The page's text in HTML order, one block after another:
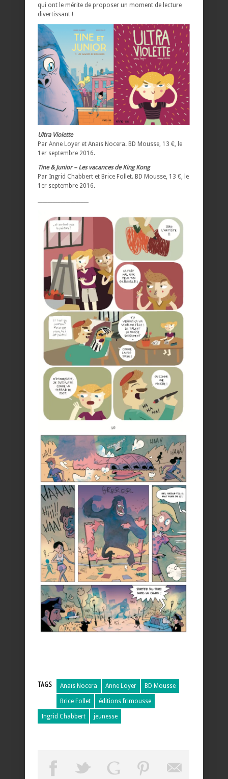
qui ont le mérite de proposer un moment de lecture
divertissant !
Ultra Violette
Par Anne Loyer et Anaïs Nocera. BD Mousse, 13 €, le
1er septembre 2016.
Tine & Junior – Les vacances de King Kong
Par Ingrid Chabbert et Brice Follet. BD Mousse, 13 €, le
1er septembre 2016.
TAGS Anaïs Nocera Anne Loyer BD Mousse
Brice Follet éditions frimousse
Ingrid Chabbert jeunesse